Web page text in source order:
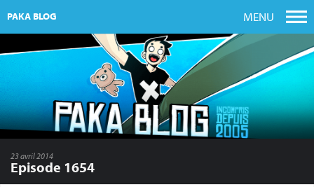
PAKA BLOG MENU
23 avril 2014
Episode 1654